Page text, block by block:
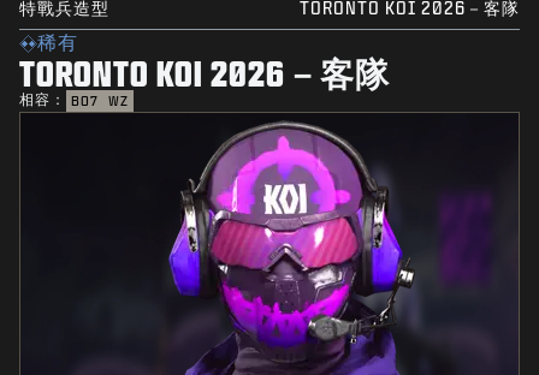
特戰兵造型 TORONTO KOI 2026－客隊
稀有
TORONTO KOI 2026－客隊
相容： BO7 WZ